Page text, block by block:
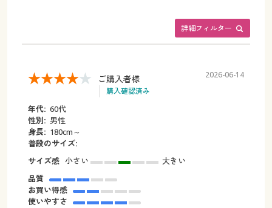
詳細フィルター
ご購入者様
購入確認済み
2026-06-14
年代: 60代
性別: 男性
身長: 180cm～
普段のサイズ:
サイズ感 小さい
大きい
品質
お買い得感
使いやすさ